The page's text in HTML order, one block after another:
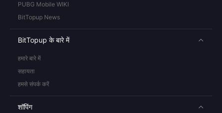
PUBG Mobile WIKI
BitTopup News
BitTopup के बारे में
हमारे बारे में
सहायता
हमसे संपर्क करें
शॉपिंग